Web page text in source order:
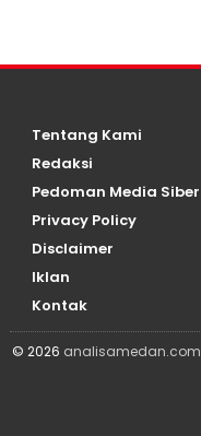
Tentang Kami
Redaksi
Pedoman Media Siber
Privacy Policy
Disclaimer
Iklan
Kontak
© 2026 analisamedan.com